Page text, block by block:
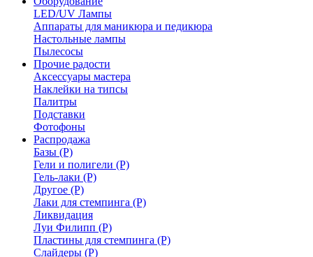
LED/UV Лампы
Аппараты для маникюра и педикюра
Настольные лампы
Пылесосы
Прочие радости
Аксессуары мастера
Наклейки на типсы
Палитры
Подставки
Фотофоны
Распродажа
Базы (Р)
Гели и полигели (Р)
Гель-лаки (Р)
Другое (Р)
Лаки для стемпинга (Р)
Ликвидация
Луи Филипп (Р)
Пластины для стемпинга (Р)
Слайдеры (Р)